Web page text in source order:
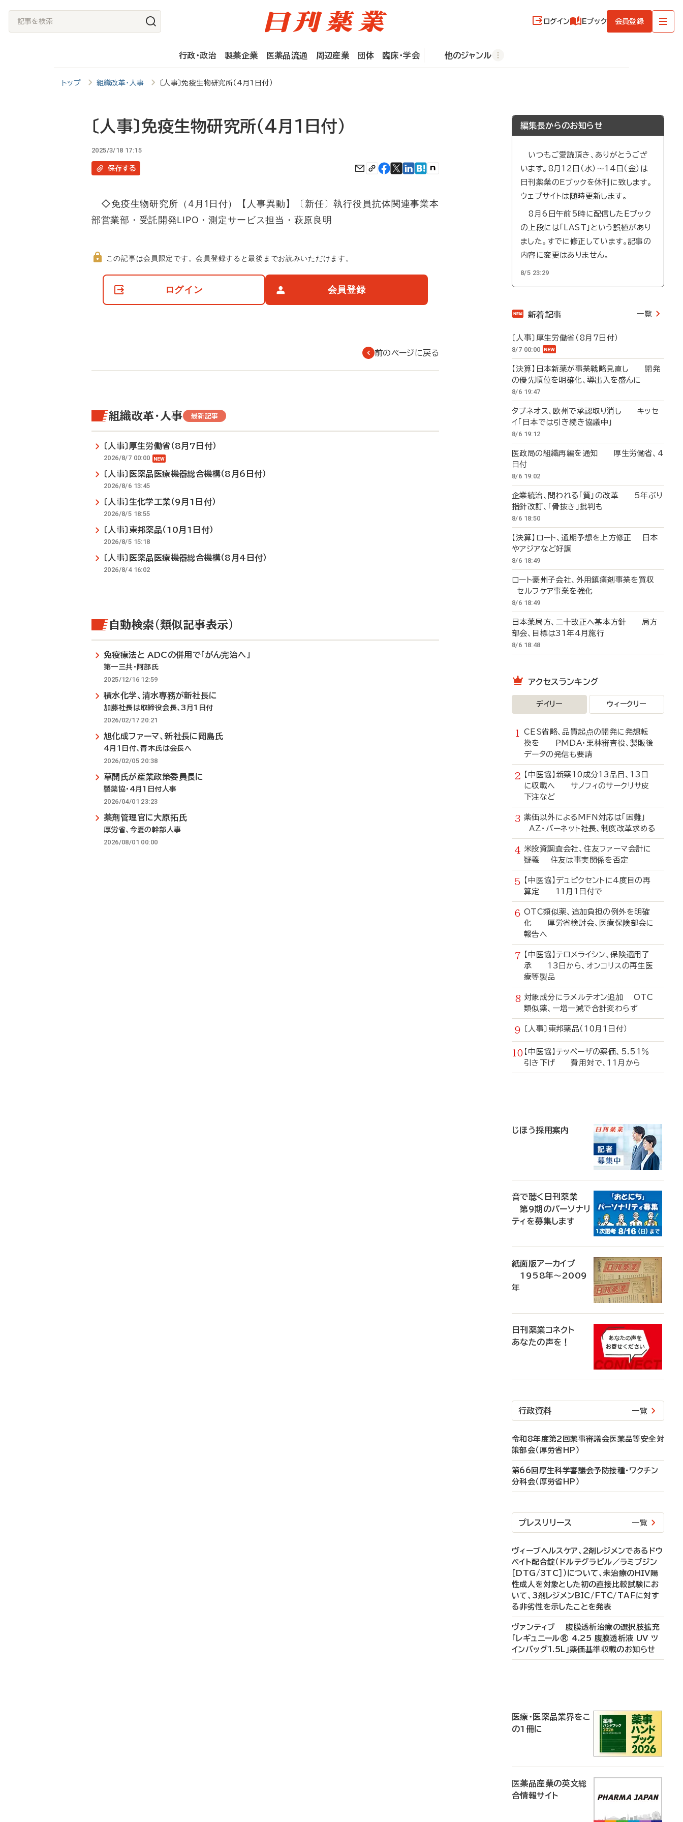
記
事
ログイン Eブック 会員登録
行政・政治 製薬企業 医薬品流通 周辺産業 団体 臨床・学会 他のジャンル
トップ 組織改革・人事 〔人事〕免疫生物研究所（4月1日付）
〔人事〕免疫生物研究所（4月1日付）
2025/3/18 17:15
保存する
◇免疫生物研究所（4月1日付）【人事異動】〔新任〕執行役員抗体関連事業本
部営業部・受託開発LIPO・測定サービス担当・萩原良明
て
この記事は会員限定です。会員登録すると最後までお読みいただけます。
ログイン 会員登録
前のページに戻る
組織改革・人事 最新記事
〔人事〕厚生労働省（8月7日付）
2026/8/7 00:00
〔人事〕医薬品医療機器総合機構（8月6日付）
2026/8/6 13:45
〔人事〕生化学工業（9月1日付）
2026/8/5 18:55
〔人事〕東邦薬品（10月1日付）
2026/8/5 15:18
〔人事〕医薬品医療機器総合機構（8月4日付）
2026/8/4 16:02
自動検索（類似記事表示）
免疫療法と ADCの併用で「がん完治へ」
第一三共・阿部氏
2025/12/16 12:59
積水化学、清水専務が新社長に
加藤社長は取締役会長、3月1日付
2026/02/17 20:21
旭化成ファーマ、新社長に岡島氏
4月1日付、青木氏は会長へ
2026/02/05 20:38
草開氏が産業政策委員長に
製薬協・4月1日付人事
2026/04/01 23:23
薬剤管理官に大原拓氏
厚労省、今夏の幹部人事
2026/08/01 00:00
編集長からのお知らせ
いつもご愛読頂き、ありがとうござ
います。8月12日（水）～14日（金）は
日刊薬業のEブックを休刊に致します。
ウェブサイトは随時更新します。
8月6日午前5時に配信したEブック
の上段には「LAST」という誤植があり
ました。すでに修正しています。記事の
内容に変更はありません。
8/5 23:29
新着記事 一覧
〔人事〕厚生労働省（8月7日付）
8/7 00:00
【決算】日本新薬が事業戦略見直し 開発
の優先順位を明確化、導出入を盛んに
8/6 19:47
タブネオス、欧州で承認取り消し キッセ
イ「日本では引き続き協議中」
8/6 19:12
医政局の組織再編を通知 厚生労働省、4
日付
8/6 19:02
企業統治、問われる「質」の改革 5年ぶり
指針改訂、「骨抜き」批判も
8/6 18:50
【決算】ロート、通期予想を上方修正 日本
やアジアなど好調
8/6 18:49
ロート豪州子会社、外用鎮痛剤事業を買収
セルフケア事業を強化
8/6 18:49
日本薬局方、二十改正へ基本方針 局方
部会、目標は31年4月施行
8/6 18:48
アクセスランキング
デイリー ウィークリー
CES省略、品質起点の開発に発想転
換を PMDA・栗林審査役、製販後
データの発信も要請
【中医協】新薬10成分13品目、13日
に収載へ サノフィのサークリサ皮
下注など
薬価以外によるMFN対応は「困難」
AZ・バーネット社長、制度改革求める
米投資調査会社、住友ファーマ会計に
疑義 住友は事実関係を否定
【中医協】デュピクセントに4度目の再
算定 11月1日付で
OTC類似薬、追加負担の例外を明確
化 厚労省検討会、医療保険部会に
報告へ
【中医協】テロメライシン、保険適用了
承 13日から、オンコリスの再生医
療等製品
対象成分にラメルテオン追加 OTC
類似薬、一増一減で合計変わらず
〔人事〕東邦薬品（10月1日付）
【中医協】テッペーザの薬価、5.51％
引き下げ 費用対で、11月から
じほう採用案内
音で聴く日刊薬業
第9期のパーソナリ
ティを募集します
紙面版アーカイブ
1958年～2009
年
日刊薬業コネクト
あなたの声を！
行政資料 一覧
令和8年度第2回薬事審議会医薬品等安全対
策部会（厚労省HP）
第66回厚生科学審議会予防接種・ワクチン
分科会（厚労省HP）
プレスリリース 一覧
ヴィーブヘルスケア、2剤レジメンであるドウ
ベイト配合錠（ドルテグラビル／ラミブジン
［DTG/3TC］）について、未治療のHIV陽
性成人を対象とした初の直接比較試験にお
いて、3剤レジメンBIC/FTC/TAFに対す
る非劣性を示したことを発表
ヴァンティブ 腹膜透析治療の選択肢拡充
「レギュニール® 4.25 腹膜透析液 UV ツ
インバッグ1.5L」薬価基準収載のお知らせ
医療・医薬品業界をこ
の1冊に
医薬品産業の英文総
合情報サイト